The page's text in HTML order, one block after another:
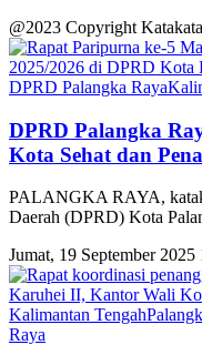
@2023 Copyright
DPRD Palangka Raya
DPRD Palangka
Kota Sehat dan
PALANGKA RAYA,
Daerah (DPRD) Kota
Jumat, 19 September 2025
Kalimantan Tengah
Raya